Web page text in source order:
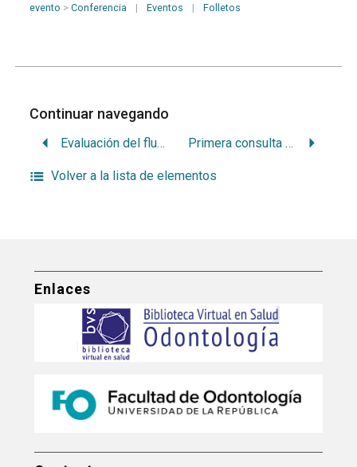
evento >Conferencia | Eventos | Folletos
Continuar navegando
Evaluación del fluoruro ingerido diariamente por el uso de dentífrico en niños: estudio multicéntrico Primera consulta odontológica, cuando y porque. Policlínico Odontológico del Cerro. Montevideo – Uruguay
Volver a la lista de elementos
Enlaces